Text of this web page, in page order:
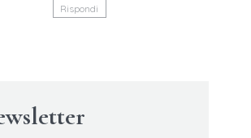
Rispondi